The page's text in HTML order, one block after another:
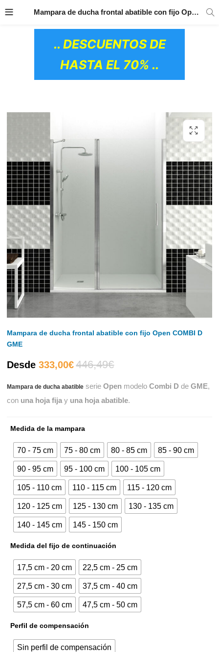
CERÁMICOS)
PRODUCTOS
.. DESCUENTOS DE
HASTA EL 70% ..
Mampara de ducha frontal abatible con fijo Open COMBI D GME
Mampara de ducha frontal abatible con fijo Open COMBI D
GME
Desde 333,00€El
precio
333,00€.
446,49€El
precio
446,49€.
Mampara de ducha abatible serieOpen modelo Combi D deGME,
con una hoja fija y una hoja abatible.
Medida de la mampara
70 - 75 cm 75 - 80 cm 80 - 85 cm 85 - 90 cm
90 - 95 cm 95 - 100 cm 100 - 105 cm
105 - 110 cm 110 - 115 cm 115 - 120 cm
120 - 125 cm 125 - 130 cm 130 - 135 cm
140 - 145 cm 145 - 150 cm
Medida del fijo de continuación
17,5 cm - 20 cm 22,5 cm - 25 cm
27,5 cm - 30 cm 37,5 cm - 40 cm
57,5 cm - 60 cm 47,5 cm - 50 cm
Perfil de compensación
Sin perfil de compensación